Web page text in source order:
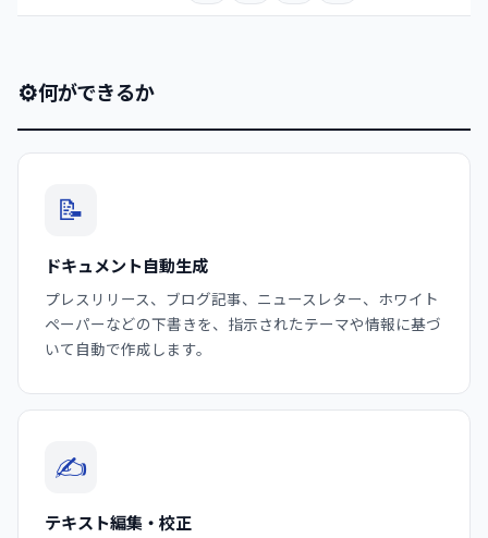
⚙何ができるか
📝
ドキュメント自動生成
プレスリリース、ブログ記事、ニュースレター、ホワイト
ペーパーなどの下書きを、指示されたテーマや情報に基づ
いて自動で作成します。
✍️
テキスト編集・校正